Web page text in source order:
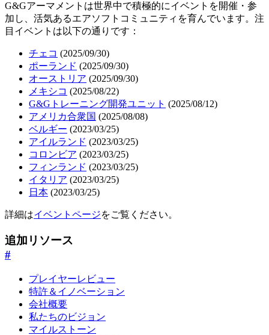
G&Gアーマメントは世界中で積極的にイベントを開催・参
加し、活気あるエアソフトコミュニティを育んでいます。注
目イベントは以下の通りです：
チェコ (2025/09/30)
ポーランド (2025/09/30)
オーストリア (2025/09/30)
メキシコ (2025/08/22)
G&Gトレーニング開発ユニット (2025/08/12)
アメリカ合衆国 (2025/08/08)
ベルギー (2023/03/25)
アイルランド (2023/03/25)
コロンビア (2023/03/25)
フィンランド (2023/03/25)
イタリア (2023/03/25)
日本 (2023/03/25)
詳細はイベントページをご覧ください。
追加リソース
#
プレイヤーレビュー
特許＆イノベーション
会社概要
私たちのビジョン
マイルストーン